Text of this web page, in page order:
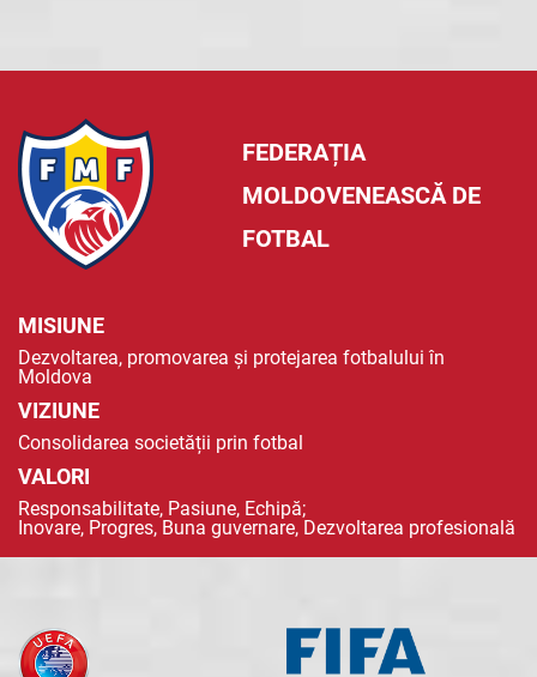
FEDERAȚIA
MOLDOVENEASCĂ DE
FOTBAL
MISIUNE
Dezvoltarea, promovarea și protejarea fotbalului în
Moldova
VIZIUNE
Consolidarea societății prin fotbal
VALORI
Responsabilitate, Pasiune, Echipă;
Inovare, Progres, Buna guvernare, Dezvoltarea profesională